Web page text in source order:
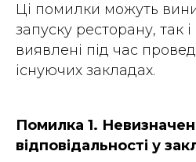
Ці помилки можуть
запуску ресторану, так
виявлені під час
існуючих закладах.
Помилка 1.
відповідальності у